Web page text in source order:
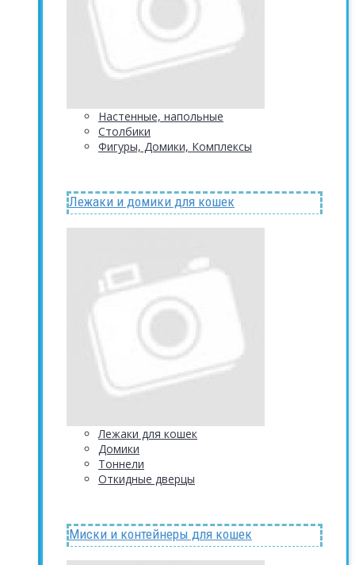
Настенные, напольные
Столбики
Фигуры, Домики, Комплексы
Лежаки и домики для кошек
Лежаки для кошек
Домики
Тоннели
Откидные дверцы
Миски и контейнеры для кошек